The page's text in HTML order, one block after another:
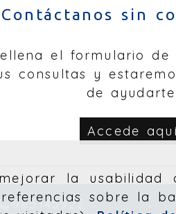
la usabilidad
sobre la
sin
el formulario de
consultas y
de ayudarte.
Accede
985145922